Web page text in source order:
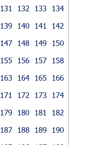
131 132 133
134
139 140 141
142
147 148 149
150
155 156 157
158
163 164 165
166
171 172 173
174
179 180 181
182
187 188 189
190